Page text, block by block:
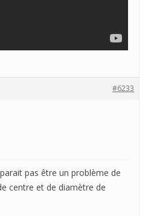
#6233
pas être un problème de
centre et de diamètre de